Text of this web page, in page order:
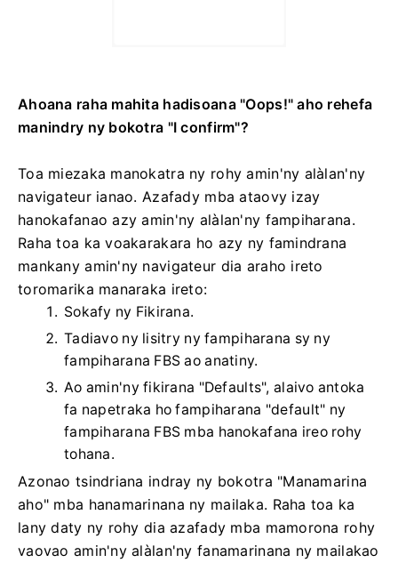
Ahoana raha mahita hadisoana "Oops!" aho rehefa
manindry ny bokotra "I confirm"?
Toa miezaka manokatra ny rohy amin'ny alàlan'ny
navigateur ianao. Azafady mba ataovy izay
hanokafanao azy amin'ny alàlan'ny fampiharana.
Raha toa ka voakarakara ho azy ny famindrana
mankany amin'ny navigateur dia araho ireto
toromarika manaraka ireto:
Sokafy ny Fikirana.
Tadiavo ny lisitry ny fampiharana sy ny
fampiharana FBS ao anatiny.
Ao amin'ny fikirana "Defaults", alaivo antoka
fa napetraka ho fampiharana "default" ny
fampiharana FBS mba hanokafana ireo rohy
tohana.
Azonao tsindriana indray ny bokotra "Manamarina
aho" mba hanamarinana ny mailaka. Raha toa ka
lany daty ny rohy dia azafady mba mamorona rohy
vaovao amin'ny alàlan'ny fanamarinana ny mailakao